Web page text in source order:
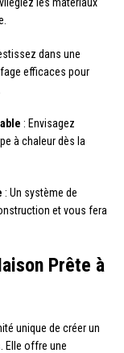
dans une
efficaces pour
: Envisagez
à chaleur dès la
: Un système de
et vous fera
Prête à
unique de créer un
Elle offre une